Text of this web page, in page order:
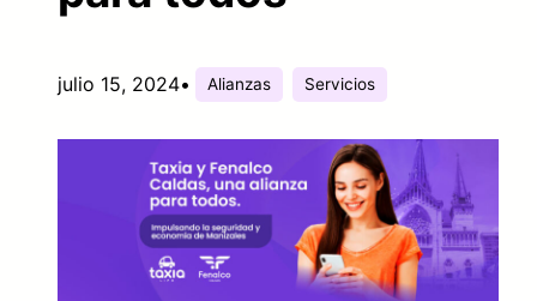
julio 15, 2024• Alianzas Servicios